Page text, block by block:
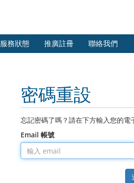
服務狀態 推廣註冊 聯絡我們
密碼重設
忘記密碼了嗎？請在下方輸入您的電
Email 帳號